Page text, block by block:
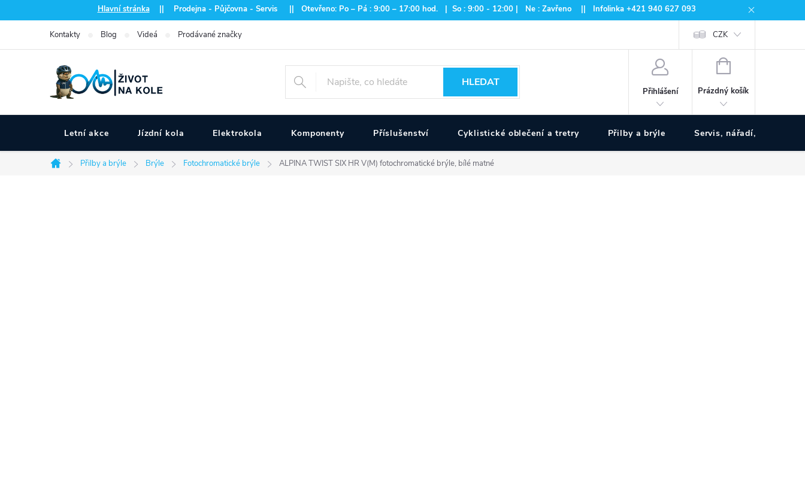
na
Hlavní stránka|| Prodejna - Půjčovna - Servis || Otevřeno: Po – Pá : 9:00 – 17:00 hod. | So : 9:00 - 12:00 | Ne : Zavřeno || Infolinka +421 940 627 093
Kontakty Blog Videá Prodávané značky CZK
HLEDAT
Přihlášení
NÁKUPNÍ
Prázdný košík
Letní akce Jízdní kola Elektrokola Komponenty Příslušenství Cyklistické oblečení a tretry Přilby a brýle Servis, nářadí, pumpy
Domů
Přilby a brýle Brýle Fotochromatické brýle ALPINA TWIST SIX HR V(M) fotochromatické brýle, bílé matné